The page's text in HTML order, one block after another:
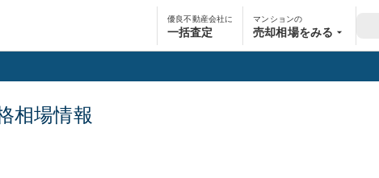
優良不動産会社に
一括査定
マンションの
売却相場をみる
相場情報